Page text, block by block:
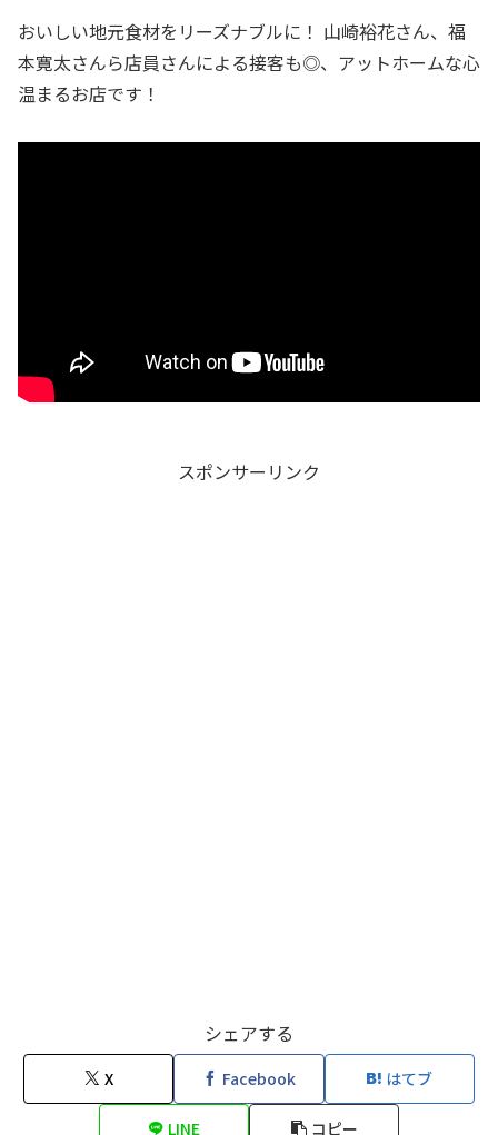
おいしい地元食材をリーズナブルに！ 山崎裕花さん、福
本寛太さんら店員さんによる接客も◎、アットホームな心
温まるお店です！
スポンサーリンク
シェアする
X Facebook はてブ
LINE コピー